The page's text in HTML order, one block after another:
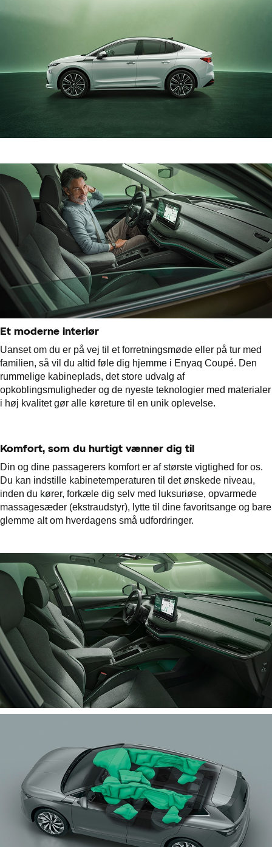
Et moderne interiør
Uanset om du er på vej til et forretningsmøde eller på tur med
familien, så vil du altid føle dig hjemme i Enyaq Coupé. Den
rummelige kabineplads, det store udvalg af
opkoblingsmuligheder og de nyeste teknologier med materialer
i høj kvalitet gør alle køreture til en unik oplevelse.
Komfort, som du hurtigt vænner dig til
Din og dine passagerers komfort er af største vigtighed for os.
Du kan indstille kabinetemperaturen til det ønskede niveau,
inden du kører, forkæle dig selv med luksuriøse, opvarmede
massagesæder (ekstraudstyr), lytte til dine favoritsange og bare
glemme alt om hverdagens små udfordringer.